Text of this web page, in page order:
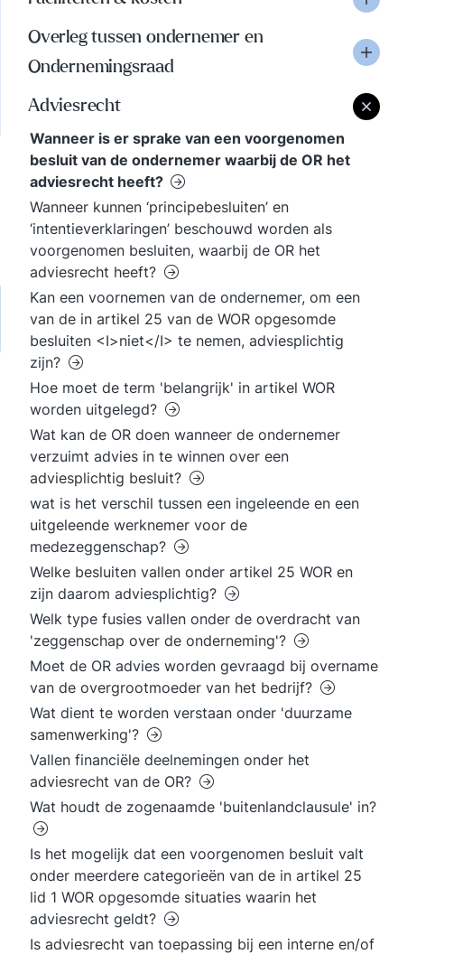
Overleg tussen ondernemer en
Ondernemingsraad
Adviesrecht
Wanneer is er sprake van een voorgenomen
besluit van de ondernemer waarbij de OR het
adviesrecht heeft?
Wanneer kunnen ‘principebesluiten’ en
‘intentieverklaringen’ beschouwd worden als
voorgenomen besluiten, waarbij de OR het
adviesrecht heeft?
Kan een voornemen van de ondernemer, om een
van de in artikel 25 van de WOR opgesomde
besluiten <I>niet</I> te nemen, adviesplichtig
zijn?
Hoe moet de term 'belangrijk' in artikel WOR
worden uitgelegd?
Wat kan de OR doen wanneer de ondernemer
verzuimt advies in te winnen over een
adviesplichtig besluit?
wat is het verschil tussen een ingeleende en een
uitgeleende werknemer voor de
medezeggenschap?
Welke besluiten vallen onder artikel 25 WOR en
zijn daarom adviesplichtig?
Welk type fusies vallen onder de overdracht van
'zeggenschap over de onderneming'?
Moet de OR advies worden gevraagd bij overname
van de overgrootmoeder van het bedrijf?
Wat dient te worden verstaan onder 'duurzame
samenwerking'?
Vallen financiële deelnemingen onder het
adviesrecht van de OR?
Wat houdt de zogenaamde 'buitenlandclausule' in?
Is het mogelijk dat een voorgenomen besluit valt
onder meerdere categorieën van de in artikel 25
lid 1 WOR opgesomde situaties waarin het
adviesrecht geldt?
Is adviesrecht van toepassing bij een interne en/of